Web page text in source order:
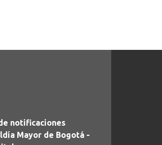
notificaciones
Mayor de Bogotá -